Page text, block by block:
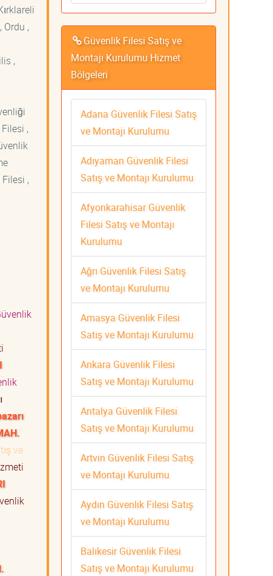
,
,
,
,
ve
Güvenlik Filesi Satış ve
Montajı Kurulumu Hizmet
Bölgeleri
Adana Güvenlik Filesi Satış
ve Montajı Kurulumu
Adıyaman Güvenlik Filesi
Satış ve Montajı Kurulumu
Afyonkarahisar Güvenlik
Filesi Satış ve Montajı
Kurulumu
Ağrı Güvenlik Filesi Satış
ve Montajı Kurulumu
Amasya Güvenlik Filesi
Satış ve Montajı Kurulumu
Ankara Güvenlik Filesi
Satış ve Montajı Kurulumu
Antalya Güvenlik Filesi
Satış ve Montajı Kurulumu
Artvin Güvenlik Filesi Satış
ve Montajı Kurulumu
Aydın Güvenlik Filesi Satış
ve Montajı Kurulumu
Balıkesir Güvenlik Filesi
Satış ve Montajı Kurulumu